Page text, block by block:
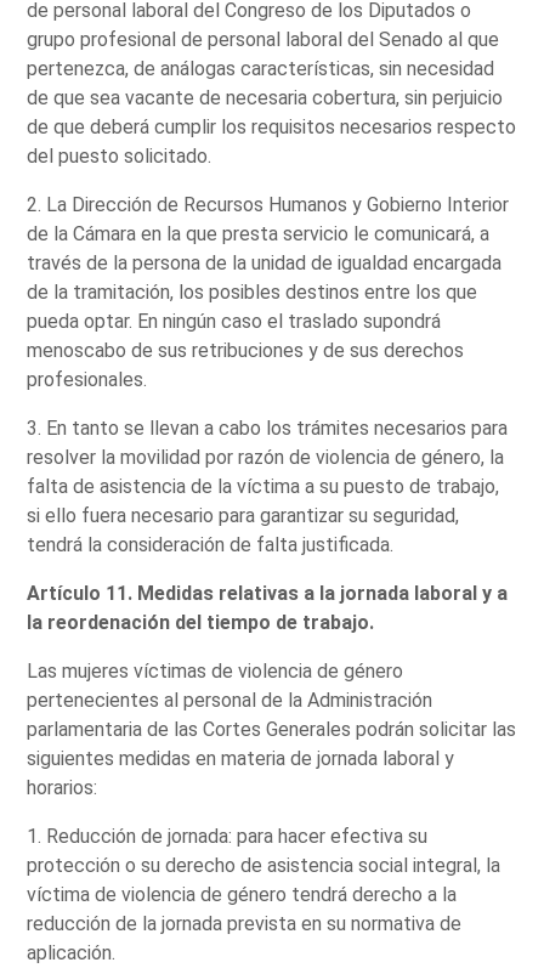
de personal laboral del Congreso de los Diputados o
grupo profesional de personal laboral del Senado al que
pertenezca, de análogas características, sin necesidad
de que sea vacante de necesaria cobertura, sin perjuicio
de que deberá cumplir los requisitos necesarios respecto
del puesto solicitado.
2. La Dirección de Recursos Humanos y Gobierno Interior
de la Cámara en la que presta servicio le comunicará, a
través de la persona de la unidad de igualdad encargada
de la tramitación, los posibles destinos entre los que
pueda optar. En ningún caso el traslado supondrá
menoscabo de sus retribuciones y de sus derechos
profesionales.
3. En tanto se llevan a cabo los trámites necesarios para
resolver la movilidad por razón de violencia de género, la
falta de asistencia de la víctima a su puesto de trabajo,
si ello fuera necesario para garantizar su seguridad,
tendrá la consideración de falta justificada.
Artículo 11. Medidas relativas a la jornada laboral y a
la reordenación del tiempo de trabajo.
Las mujeres víctimas de violencia de género
pertenecientes al personal de la Administración
parlamentaria de las Cortes Generales podrán solicitar las
siguientes medidas en materia de jornada laboral y
horarios:
1. Reducción de jornada: para hacer efectiva su
protección o su derecho de asistencia social integral, la
víctima de violencia de género tendrá derecho a la
reducción de la jornada prevista en su normativa de
aplicación.